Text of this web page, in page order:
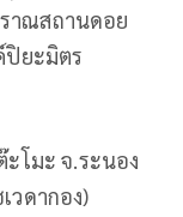
าณสถานดอย
ปิยะมิตร
ะโมะ จ.ระนอง
วดากอง)